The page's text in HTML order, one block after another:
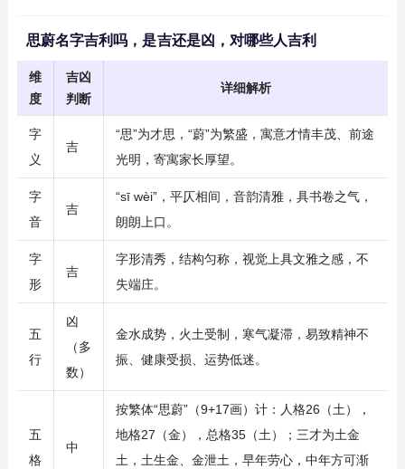
思蔚名字吉利吗，是吉还是凶，对哪些人吉利
维
度
吉凶
判断
详细解析
字
义
吉
“思”为才思，“蔚”为繁盛，寓意才情丰茂、前途
光明，寄寓家长厚望。
字
音
吉
“sī wèi”，平仄相间，音韵清雅，具书卷之气，
朗朗上口。
字
形
吉
字形清秀，结构匀称，视觉上具文雅之感，不
失端庄。
五
行
凶
（多
数）
金水成势，火土受制，寒气凝滞，易致精神不
振、健康受损、运势低迷。
五
格
中
按繁体“思蔚”（9+17画）计：人格26（土），
地格27（金），总格35（土）；三才为土金
土，土生金、金泄土，早年劳心，中年方可渐